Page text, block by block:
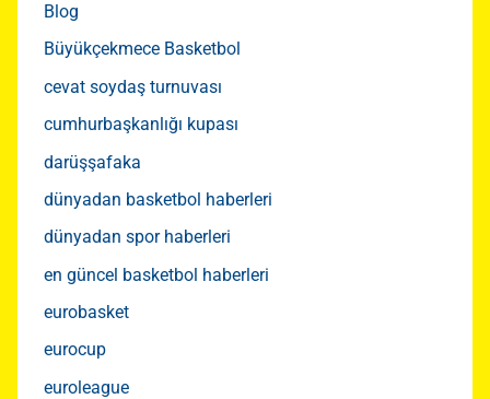
Blog
Büyükçekmece Basketbol
cevat soydaş turnuvası
cumhurbaşkanlığı kupası
darüşşafaka
dünyadan basketbol haberleri
dünyadan spor haberleri
en güncel basketbol haberleri
eurobasket
eurocup
euroleague